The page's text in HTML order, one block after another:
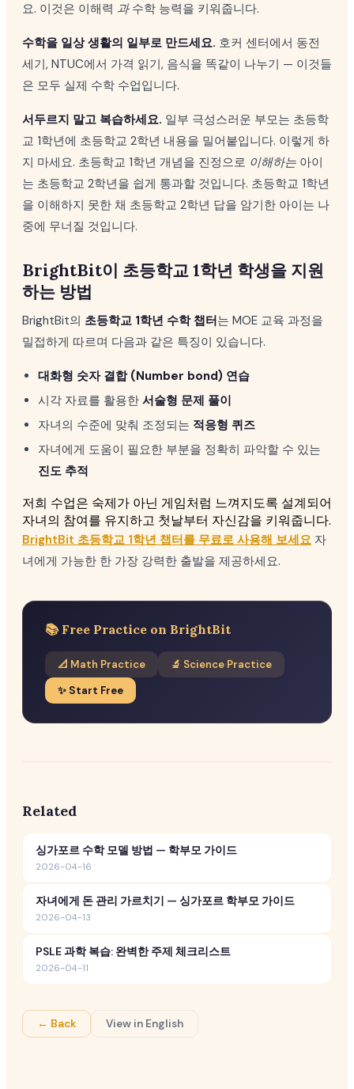
요. 이것은 이해력 과수학 능력을 키워줍니다.
수학을 일상 생활의 일부로 만드세요. 호커 센터에서 동전
세기, NTUC에서 가격 읽기, 음식을 똑같이 나누기 — 이것들
은 모두 실제 수학 수업입니다.
서두르지 말고 복습하세요. 일부 극성스러운 부모는 초등학
교 1학년에 초등학교 2학년 내용을 밀어붙입니다. 이렇게 하
지 마세요. 초등학교 1학년 개념을 진정으로 이해하는 아이
는 초등학교 2학년을 쉽게 통과할 것입니다. 초등학교 1학년
을 이해하지 못한 채 초등학교 2학년 답을 암기한 아이는 나
중에 무너질 것입니다.
BrightBit이 초등학교 1학년 학생을 지원
하는 방법
BrightBit의 초등학교 1학년 수학 챕터는 MOE 교육 과정을
밀접하게 따르며 다음과 같은 특징이 있습니다.
대화형 숫자 결합 (Number bond) 연습
시각 자료를 활용한 서술형 문제 풀이
자녀의 수준에 맞춰 조정되는 적응형 퀴즈
자녀에게 도움이 필요한 부분을 정확히 파악할 수 있는
진도 추적
저희 수업은 숙제가 아닌 게임처럼 느껴지도록 설계되어
자녀의 참여를 유지하고 첫날부터 자신감을 키워줍니다.
BrightBit 초등학교 1학년 챕터를 무료로 사용해 보세요 자
녀에게 가능한 한 가장 강력한 출발을 제공하세요.
📚 Free Practice on BrightBit
📐 Math Practice
🔬 Science Practice
✨ Start Free
Related
싱가포르 수학 모델 방법 — 학부모 가이드
2026-04-16
자녀에게 돈 관리 가르치기 — 싱가포르 학부모 가이드
2026-04-13
PSLE 과학 복습: 완벽한 주제 체크리스트
2026-04-11
← Back View in English